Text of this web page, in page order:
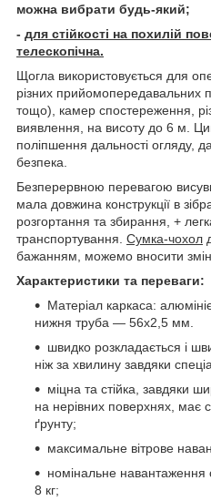
можна вибрати будь-який;
- для стійкості на похилій
телескопічна.
Щогла використовується для
різних прийомопередавальних
тощо), камер спостереження,
виявлення, на висоту до 6 м.
поліпшення дальності огляду,
безпека.
Безперервною перевагою
мала довжина конструкції в
розгортання та збирання, +
транспортування. Сумка-чохол
бажанням, можемо вносити
Характеристики та переваги:
Матеріал каркаса:
нижня труба — 56х2,5 мм.
швидко розкладається і
ніж за хвилину завдяки
міцна та стійка, завдяки
на нерівних поверхнях, має
ґрунту;
максимальне вітрове
номінальне навантаження
8 кг;